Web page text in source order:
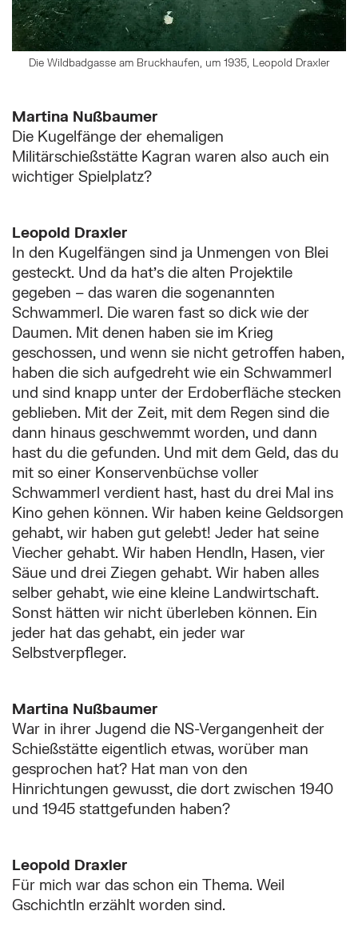
Die Wildbadgasse am Bruckhaufen, um 1935, Leopold Draxler
Martina Nußbaumer
Die Kugelfänge der ehemaligen
Militärschießstätte Kagran waren also auch ein
wichtiger Spielplatz?
Leopold Draxler
In den Kugelfängen sind ja Unmengen von Blei
gesteckt. Und da hat’s die alten Projektile
gegeben – das waren die sogenannten
Schwammerl. Die waren fast so dick wie der
Daumen. Mit denen haben sie im Krieg
geschossen, und wenn sie nicht getroffen haben,
haben die sich aufgedreht wie ein Schwammerl
und sind knapp unter der Erdoberfläche stecken
geblieben. Mit der Zeit, mit dem Regen sind die
dann hinaus geschwemmt worden, und dann
hast du die gefunden. Und mit dem Geld, das du
mit so einer Konservenbüchse voller
Schwammerl verdient hast, hast du drei Mal ins
Kino gehen können. Wir haben keine Geldsorgen
gehabt, wir haben gut gelebt! Jeder hat seine
Viecher gehabt. Wir haben Hendln, Hasen, vier
Säue und drei Ziegen gehabt. Wir haben alles
selber gehabt, wie eine kleine Landwirtschaft.
Sonst hätten wir nicht überleben können. Ein
jeder hat das gehabt, ein jeder war
Selbstverpfleger.
Martina Nußbaumer
War in ihrer Jugend die NS-Vergangenheit der
Schießstätte eigentlich etwas, worüber man
gesprochen hat? Hat man von den
Hinrichtungen gewusst, die dort zwischen 1940
und 1945 stattgefunden haben?
Leopold Draxler
Für mich war das schon ein Thema. Weil
Gschichtln erzählt worden sind.